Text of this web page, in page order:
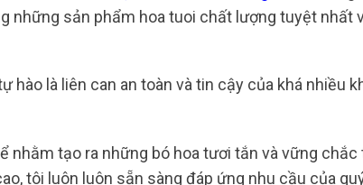
những sản phẩm hoa tuoi chất lượng tuyệt nhất
là liên can an toàn và tin cậy của khá nhiều
nhằm tạo ra những bó hoa tươi tắn và vững chắc
tôi luôn luôn sẵn sàng đáp ứng nhu cầu của